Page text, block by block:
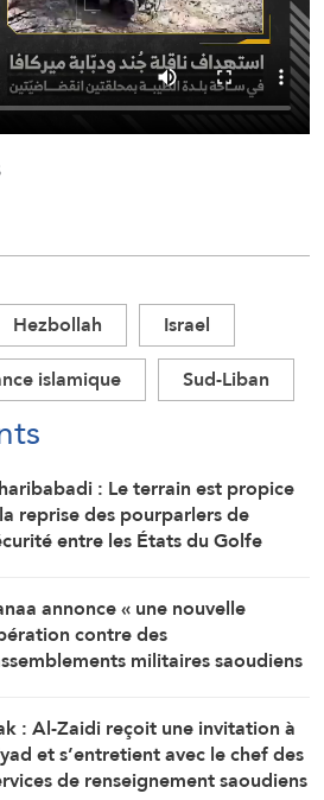
Hezbollah
Israel
islamique Sud-Liban
: Le terrain est propice
reprise des pourparlers de
entre les États du Golfe
annonce « une nouvelle
contre des
militaires saoudiens
: Al-Zaidi reçoit une invitation à
et s’entretient avec le chef des
de renseignement saoudiens